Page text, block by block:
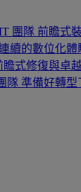
團隊 前瞻式
續的數位化體
瞻式修復與卓
隊 準備好轉型